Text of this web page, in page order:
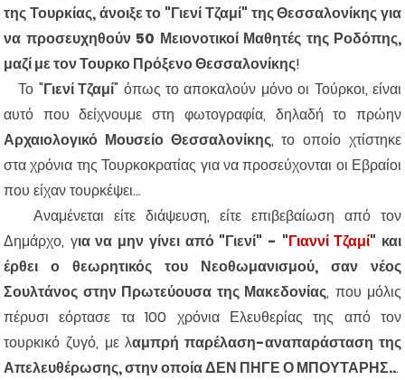
της Τουρκίας, άνοιξε το "Γιενί Τζαμί" της Θεσσαλονίκης για
να προσευχηθούν 50 Μειονοτικοί Μαθητές της Ροδόπης,
μαζί με τον Τουρκο Πρόξενο Θεσσαλονίκης!
Το "Γιενί Τζαμί" όπως το αποκαλούν μόνο οι Τούρκοι, είναι
αυτό που δείχνουμε στη φωτογραφία, δηλαδή το πρώην
Αρχαιολογικό Μουσείο Θεσσαλονίκης, το οποίο χτίστηκε
στα χρόνια της Τουρκοκρατίας για να προσεύχονται οι Εβραίοι
που είχαν τουρκέψει...
Αναμένεται είτε διάψευση, είτε επιβεβαίωση από τον
Δημάρχο, για να μην γίνει από "Γιενί" - "Γιαννί Τζαμί" και
έρθει ο θεωρητικός του Νεοθωμανισμού, σαν νέος
Σουλτάνος στην Πρωτεύουσα της Μακεδονίας, που μόλις
πέρυσι εόρτασε τα 100 χρόνια Ελευθερίας της από τον
τουρκικό ζυγό, με λαμπρή παρέλαση-αναπαράσταση της
Απελευθέρωσης, στην οποία ΔΕΝ ΠΗΓΕ Ο ΜΠΟΥΤΑΡΗΣ...